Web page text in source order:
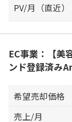
PV/月（直近）
EC事業：【美
ンド登録済み
希望売却価格
売上/月